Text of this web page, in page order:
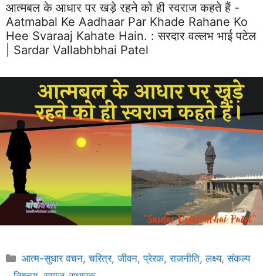
आत्मबल के आधार पर खड़े रहने को ही स्वराज कहते हैं -
Aatmabal Ke Aadhaar Par Khade Rahane Ko
Hee Svaraaj Kahate Hain. :सरदार वल्लभ भाई पटेल
| Sardar Vallabhbhai Patel
Categories
आत्म-सुधार वचन,चरित्र,जीवन,प्रेरक,राजनीति,लक्ष्य,संकल्प